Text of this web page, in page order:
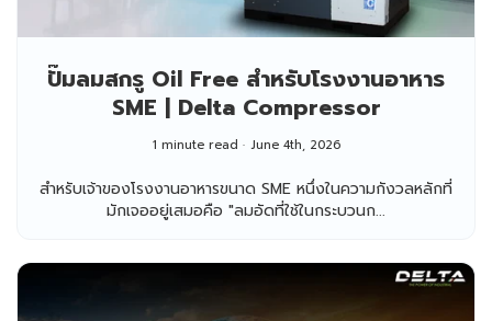
ปั๊มลมสกรู Oil Free สำหรับโรงงานอาหาร
SME | Delta Compressor
1 minute read June 4th, 2026
สำหรับเจ้าของโรงงานอาหารขนาด SME หนึ่งในความกังวลหลักที่
มักเจออยู่เสมอคือ "ลมอัดที่ใช้ในกระบวนก...